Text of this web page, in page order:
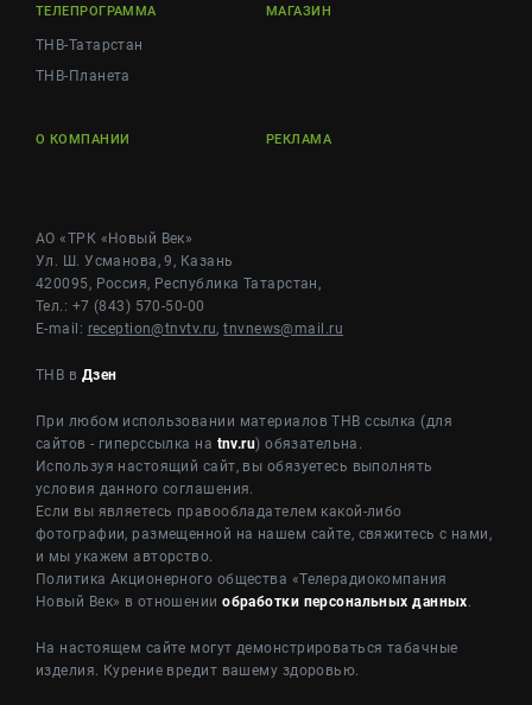
ТЕЛЕПРОГРАММА
ТНВ-Татарстан
ТНВ-Планета
МАГАЗИН
О КОМПАНИИ РЕКЛАМА
АО «ТРК «Новый Век»
Ул. Ш. Усманова, 9, Казань
420095, Россия, Республика Татарстан,
Тел.: +7 (843) 570-50-00
E-mail: reception@tnvtv.ru,tnvnews@mail.ru
ТНВ в Дзен
При любом использовании материалов ТНВ ссылка (для
сайтов - гиперссылка на tnv.ru) обязательна.
Используя настоящий сайт, вы обязуетесь выполнять
условия данного соглашения.
Если вы являетесь правообладателем какой-либо
фотографии, размещенной на нашем сайте, свяжитесь с нами,
и мы укажем авторство.
Политика Акционерного общества «Телерадиокомпания
Новый Век» в отношенииобработки персональных данных.
На настоящем сайте могут демонстрироваться табачные
изделия. Курение вредит вашему здоровью.